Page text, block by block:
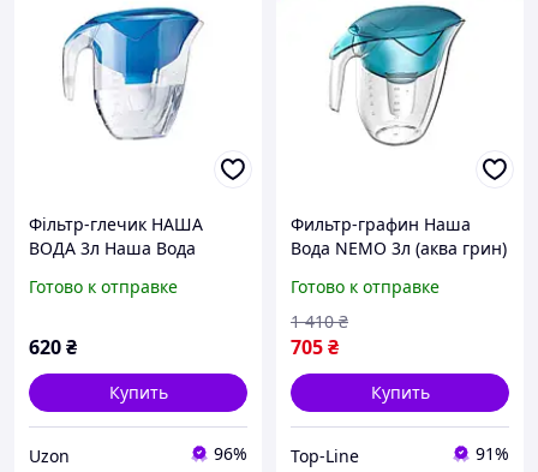
Фільтр-глечик НАША
ВОДА 3л Наша Вода
Готово к отправке
620₴
Купить
Uzon 96%
Фильтр-графин Наша
Вода NEMO 3л (аква грин)
чистой питьевой воды
Готово к отправке
705₴
1 410 ₴
Купить
Top-Line 91%